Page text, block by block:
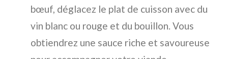
bœuf, déglacez le plat de cuisson avec du
vin blanc ou rouge et du bouillon. Vous
obtiendrez une sauce riche et savoureuse